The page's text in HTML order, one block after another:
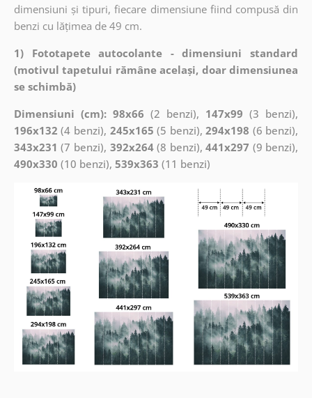
dimensiuni și tipuri, fiecare dimensiune fiind compusă din
benzi cu lățimea de 49 cm.
1) Fototapete autocolante - dimensiuni standard
(motivul tapetului rămâne același, doar dimensiunea
se schimbă)
Dimensiuni (cm): 98x66 (2 benzi), 147x99 (3 benzi),
196x132 (4 benzi), 245x165 (5 benzi),294x198 (6 benzi),
343x231 (7 benzi), 392x264(8 benzi),441x297 (9 benzi),
490x330 (10 benzi), 539x363 (11 benzi)